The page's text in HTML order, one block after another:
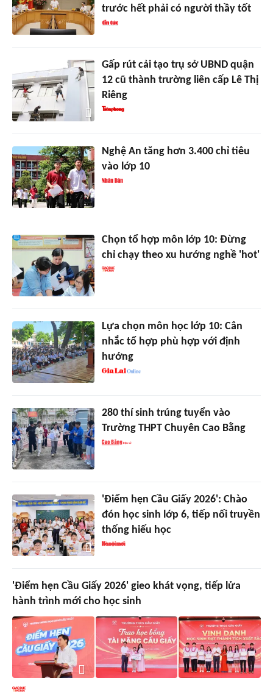
trước hết phải có người thầy tốt
Gấp rút cải tạo trụ sở UBND quận
12 cũ thành trường liên cấp Lê Thị
Riêng
Nghệ An tăng hơn 3.400 chỉ tiêu
vào lớp 10
Chọn tổ hợp môn lớp 10: Đừng
chỉ chạy theo xu hướng nghề 'hot'
Lựa chọn môn học lớp 10: Cân
nhắc tổ hợp phù hợp với định
hướng
280 thí sinh trúng tuyển vào
Trường THPT Chuyên Cao Bằng
'Điểm hẹn Cầu Giấy 2026': Chào
đón học sinh lớp 6, tiếp nối truyền
thống hiếu học
'Điểm hẹn Cầu Giấy 2026' gieo khát vọng, tiếp lửa
hành trình mới cho học sinh